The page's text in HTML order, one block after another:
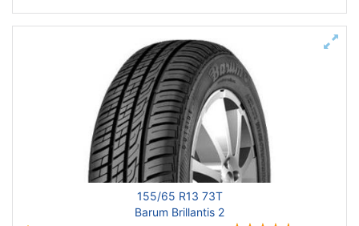
155/65 R13 73T
Barum Brillantis 2